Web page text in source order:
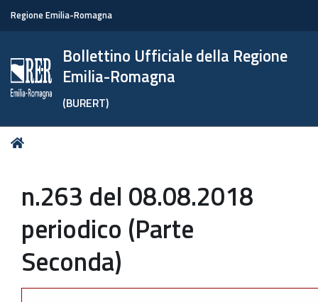
Regione Emilia-Romagna
Bollettino Ufficiale della Regione
Emilia-Romagna
(BURERT)
Tu
n.263 del 08.08.2018
periodico (Parte
Seconda)